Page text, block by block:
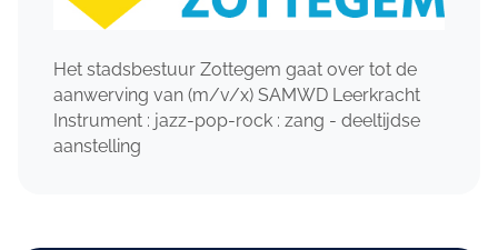
Het stadsbestuur Zottegem gaat over tot de
aanwerving van (m/v/x) SAMWD Leerkracht
Instrument : jazz-pop-rock : zang - deeltijdse
aanstelling